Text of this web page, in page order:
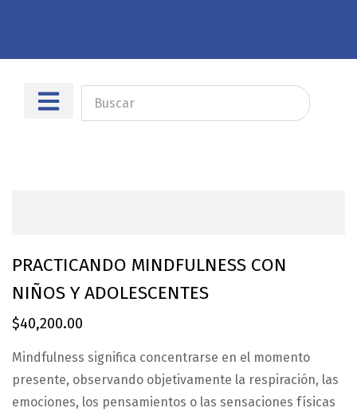
PRACTICANDO MINDFULNESS CON
NIÑOS Y ADOLESCENTES
$40,200.00
Mindfulness significa concentrarse en el momento
presente, observando objetivamente la respiración, las
emociones, los pensamientos o las sensaciones físicas